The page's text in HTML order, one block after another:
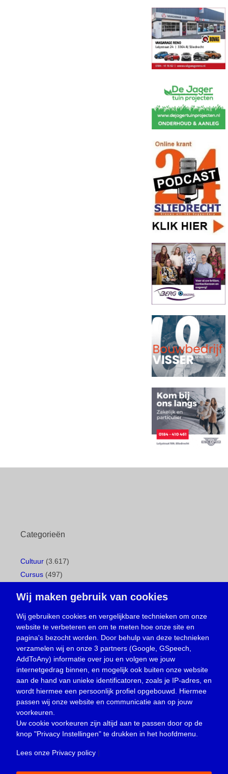
Categorieën
Cultuur (3.617)
Cursus (497)
Gemeentepagina(104)
Ingezonden brief(539)
Media(156)
Nieuws (23.330)
Oproep(734)
Overlijden(39)
Podcast(18)
prijsvraag (5)
Religie (1.438)
Service(226)
Wij maken gebruik van cookies
Wij gebruiken cookies en vergelijkbare technieken om onze
website te verbeteren en om te meten hoe onze site en
pagina's bezocht worden. Door behulp van deze technieken
verzamelen wij en onze 3 partners (Google, GSpeech,
AddToAny) informatie over jou en volgen we jouw
internetgedrag binnen, en mogelijk ook buiten onze website
aan de hand van unieke identificatoren, zoals je IP-adres, en
wordt hiermee een persoonlijk profiel opgebouwd. Hiermee
passen wij onze website en communicatie aan op jouw
voorkeuren.
Uw cookie voorkeuren zijn altijd aan te passen door op de
knop "Privacy Instellingen" te drukken in het hoofdmenu.
Lees onze Privacy policy |